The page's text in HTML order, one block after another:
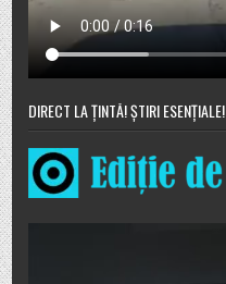
DIRECT LA ȚINTĂ! ȘTIRI ESENȚIALE!